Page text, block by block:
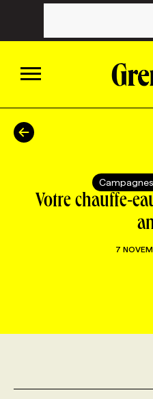
ACTUALITÉS
CATÉGORIES
TOUTES LES
AFFAIRES DE
WEB & MÉDIAS
FORFAITS
INFOLETTRE
CONSULTER LA
VOIR LES OFFRES
FAQ
NOS FORMATIONS
CHASSE DE TÊTE
Votre chauffe-
7